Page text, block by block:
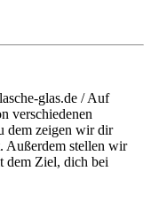
glas.de / Auf
verschiedenen
dem zeigen wir dir
Außerdem stellen wir
dem Ziel, dich bei